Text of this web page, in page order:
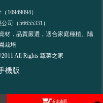
10949094）
司（56655331）
材，品質嚴選，適合家庭種植、陽
栽培
All Rights 蔬菜之家
機版